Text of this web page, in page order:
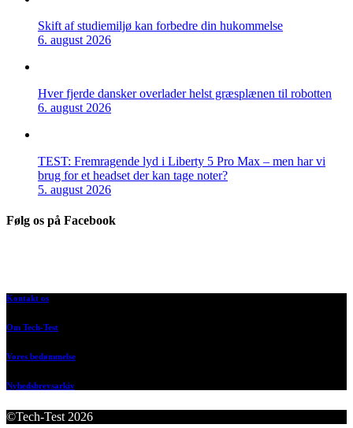
Skift af studiemiljø kan forbedre din hukommelse
6. august 2026
Hver fjerde dansker overlader helst græsplænen til robotten
6. august 2026
TEST: Fremragende lyd i Liberty 5 Pro Max – men har vi
brug for et headset der kan tage noter?
5. august 2026
Følg os på Facebook
Kontakt os
Om Tech-Test
Vores bedømmelse
Nyhedsbrevsarkiv
©Tech-Test 2026